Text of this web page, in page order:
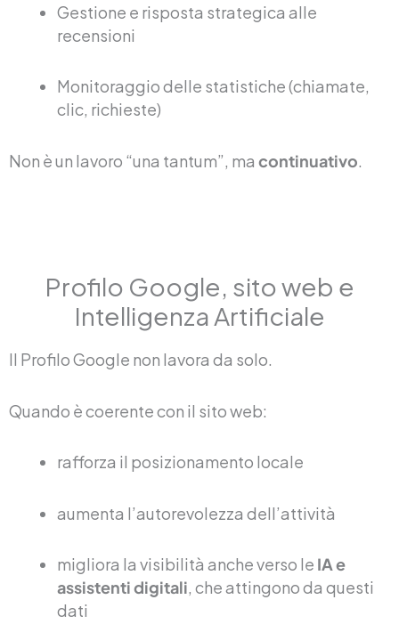
Gestione e risposta strategica alle
recensioni
Monitoraggio delle statistiche (chiamate,
clic, richieste)
Non è un lavoro “una tantum”, ma continuativo
Profilo Google, sito web e
Intelligenza Artificiale
Il Profilo Google non lavora da solo.
Quando è coerente con il sito web:
rafforza il posizionamento locale
aumenta l’autorevolezza dell’attività
migliora la visibilità anche verso le IA e
assistenti digitali, che attingono da questi
dati